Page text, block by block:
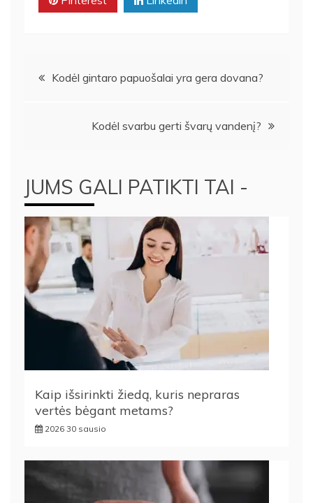
Navigacija
Kodėl gintaro papuošalai yra gera dovana?
Kodėl svarbu gerti švarų vandenį?
JUMS GALI PATIKTI TAI -
Kaip išsirinkti žiedą, kuris nepraras
vertės bėgant metams?
2026 30 sausio